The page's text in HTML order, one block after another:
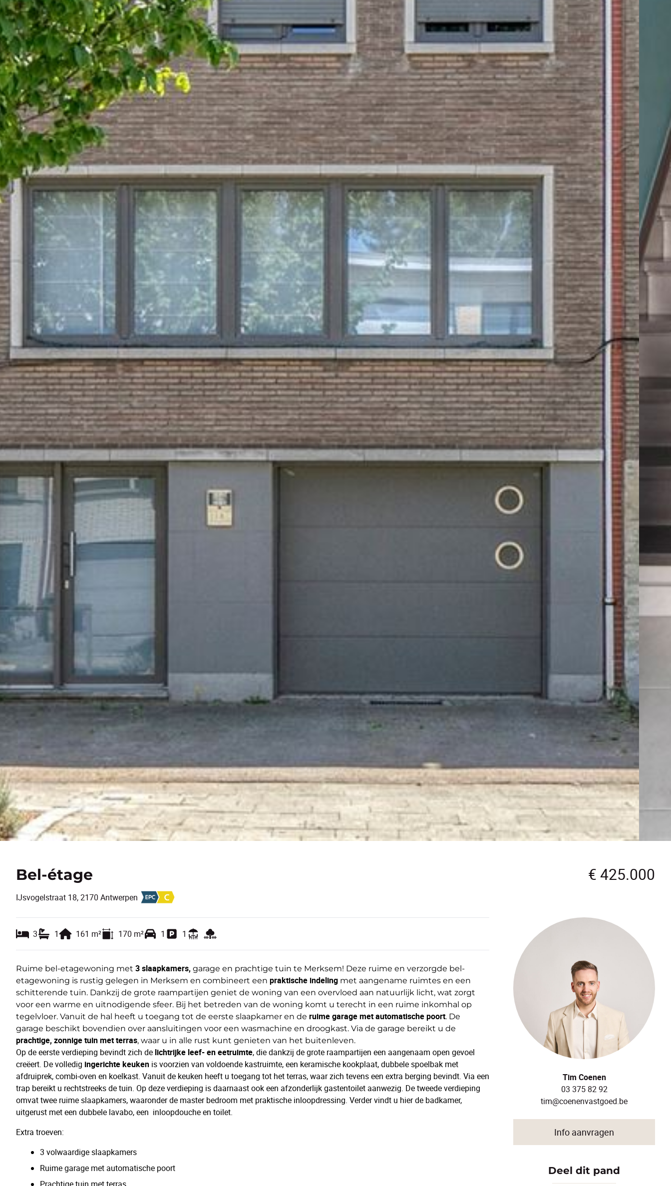
Bel-étage € 425.000
IJsvogelstraat 18, 2170 Antwerpen
3 1 161 m² 170 m² 1 1
Ruime bel-etagewoning met 3 slaapkamers, garage en prachtige tuin te Merksem! Deze ruime en verzorgde bel-
etagewoning is rustig gelegen in Merksem en combineert een praktische indeling met aangename ruimtes en een
schitterende tuin. Dankzij de grote raampartijen geniet de woning van een overvloed aan natuurlijk licht, wat zorgt
voor een warme en uitnodigende sfeer. Bij het betreden van de woning komt u terecht in een ruime inkomhal op
tegelvloer. Vanuit de hal heeft u toegang tot de eerste slaapkamer en de ruime garage met automatische poort. De
garage beschikt bovendien over aansluitingen voor een wasmachine en droogkast. Via de garage bereikt u de
prachtige, zonnige tuin met terras, waar u in alle rust kunt genieten van het buitenleven.
Op de eerste verdieping bevindt zich de lichtrijke leef- en eetruimte, die dankzij de grote raampartijen een aangenaam open gevoel
creëert. De volledig ingerichte keuken is voorzien van voldoende kastruimte, een keramische kookplaat, dubbele spoelbak met
afdruiprek, combi-oven en koelkast. Vanuit de keuken heeft u toegang tot het terras, waar zich tevens een extra berging bevindt. Via een
trap bereikt u rechtstreeks de tuin. Op deze verdieping is daarnaast ook een afzonderlijk gastentoilet aanwezig. De tweede verdieping
omvat twee ruime slaapkamers, waaronder de master bedroom met praktische inloopdressing. Verder vindt u hier de badkamer,
uitgerust met een dubbele lavabo, een inloopdouche en toilet.
Extra troeven:
3 volwaardige slaapkamers
Ruime garage met automatische poort
Tim Coenen
03 375 82 92
tim@coenenvastgoed.be
Info aanvragen
Deel dit pand